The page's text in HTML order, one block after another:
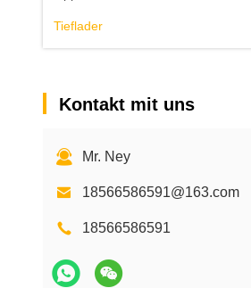
Tieflader
Kontakt mit uns
Mr. Ney
18566586591@163.com
18566586591